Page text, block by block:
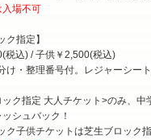
場不可
ク指定】
税込) / 子供￥2,500(税込)
け・整理番号付。レジャーシー
ック指定 大人チケット>のみ、
シュバック！
ク子供チケットは芝生ブロック